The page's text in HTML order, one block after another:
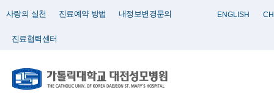
사랑의 실천 진료예약 방법 내정보변경문의
진료협력센터
ENGLISH